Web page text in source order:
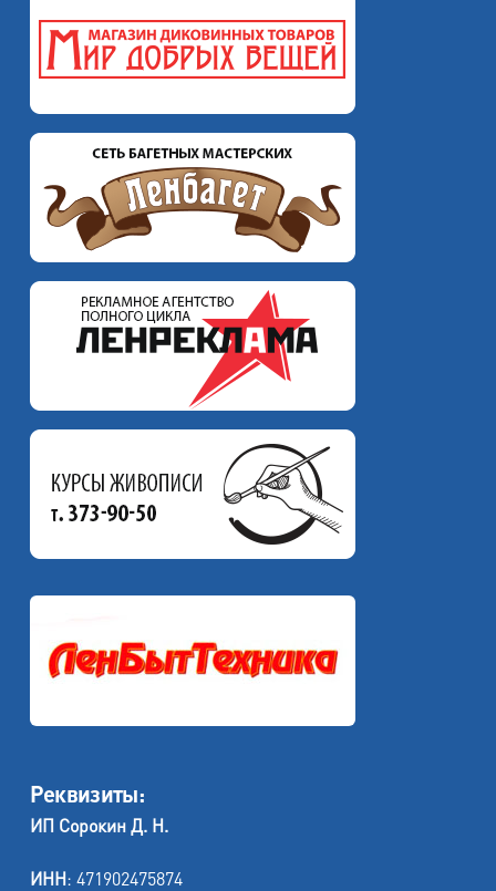
Реквизиты:
ИП Сорокин Д. Н.
ИНН: 471902475874